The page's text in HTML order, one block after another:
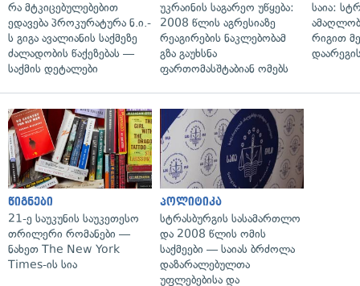
რა მტკიცებულებებით
ედავება პროკურატურა ნ.ი.-
ს გიგა ავალიანის საქმეზე
ძალადობის წაქეზებას —
საქმის დეტალები
უკრაინის საგარეო უწყება:
2008 წლის აგრესიაზე
რეაგირების ნაკლებობამ
გზა გაუხსნა
ფართომასშტაბიან ომებს
საია:
რიგით
წიგნები
21-ე საუკუნის საუკეთესო
თრილერი რომანები —
ნახეთ The New York
Times-ის სია
პოლიტიკა
სტრასბურგის სასამართლო
და 2008 წლის ომის
საქმეები — საიას ბრძოლა
დაზარალებულთა
უფლებებისა და